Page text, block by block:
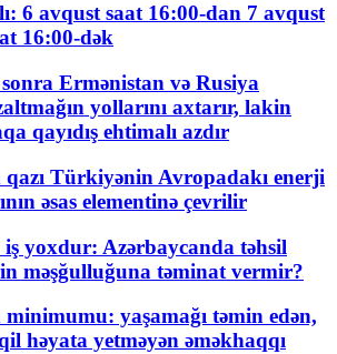
6 avqust saat 16:00-dan 7 avqust
16:00-dək
Ermənistan və Rusiya
yollarını axtarır, lakin
qayıdış ehtimalı azdır
qazı Türkiyənin Avropadakı enerji
əsas elementinə çevrilir
yoxdur: Azərbaycanda təhsil
məşğulluğuna təminat vermir?
yaşamağı təmin edən,
həyata yetməyən əməkhaqqı